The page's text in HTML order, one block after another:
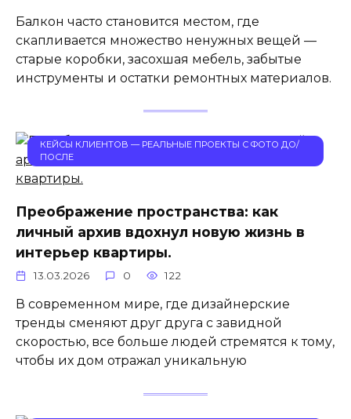
Балкон часто становится местом, где
скапливается множество ненужных вещей —
старые коробки, засохшая мебель, забытые
инструменты и остатки ремонтных материалов.
КЕЙСЫ КЛИЕНТОВ — РЕАЛЬНЫЕ ПРОЕКТЫ С ФОТО ДО/
ПОСЛЕ
Преображение пространства: как
личный архив вдохнул новую жизнь в
интерьер квартиры.
13.03.2026 0 122
В современном мире, где дизайнерские
тренды сменяют друг друга с завидной
скоростью, все больше людей стремятся к тому,
чтобы их дом отражал уникальную